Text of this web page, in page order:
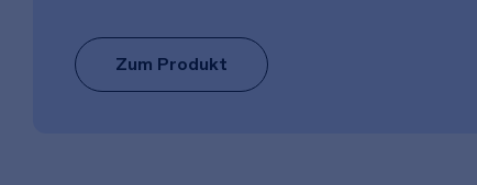
Zum Produkt